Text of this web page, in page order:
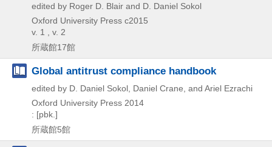
edited by Roger D. Blair and D. Daniel Sokol
Oxford University Press c2015
v. 1 , v. 2
所蔵館17館
Global antitrust compliance handbook
edited by D. Daniel Sokol, Daniel Crane, and Ariel Ezrachi
Oxford University Press 2014
: [pbk.]
所蔵館5館